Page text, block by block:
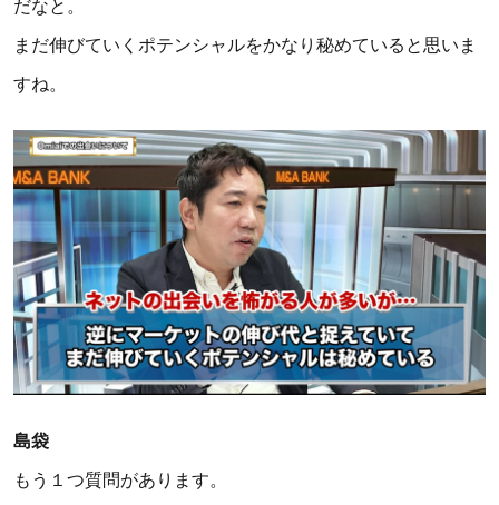
だなと。
まだ伸びていくポテンシャルをかなり秘めていると思いま
すね。
島袋
もう１つ質問があります。